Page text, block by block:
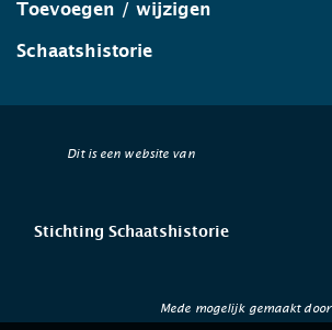
Toevoegen / wijzigen
Schaatshistorie
Dit is een website van
Stichting Schaatshistorie
Mede mogelijk gemaakt door